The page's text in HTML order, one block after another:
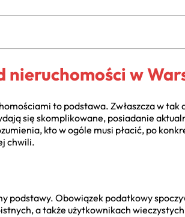
w
to podstawa. Zwłaszcza w
się skomplikowane, posiadanie
kto w ogóle musi płacić, po
chwili.
podstawy. Obowiązek podatkowy
a także użytkownikach